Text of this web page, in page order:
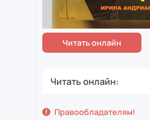
Читать онлайн
Правообладателям!